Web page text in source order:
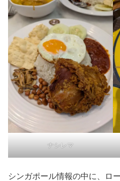
ナシレマ
シンガポール情報の中に、ロ